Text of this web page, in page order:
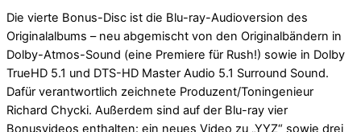
Die vierte Bonus-Disc ist die Blu-ray-Audioversion des
Originalalbums – neu abgemischt von den Originalbändern in
Dolby-Atmos-Sound (eine Premiere für Rush!) sowie in Dolby
TrueHD 5.1 und DTS-HD Master Audio 5.1 Surround Sound.
Dafür verantwortlich zeichnete Produzent/Toningenieur
Richard Chycki. Außerdem sind auf der Blu-ray vier
Bonusvideos enthalten: ein neues Video zu „YYZ“ sowie drei